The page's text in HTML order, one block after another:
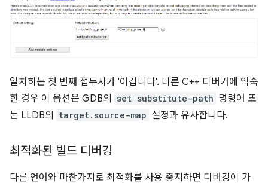
일치하는 첫 번째 접두사가 '이깁니다'. 다른 C++ 디버거에 익숙
한 경우 이 옵션은 GDB의
set substitute-path 명령어 또
는 LLDB의
target.source-map 설정과 유사합니다.
최적화된 빌드 디버깅
다른 언어와 마찬가지로 최적화를 사용 중지하면 디버깅이 가